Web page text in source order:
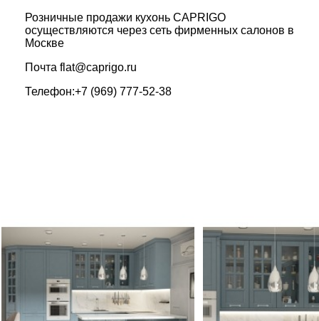
Розничные продажи кухонь CAPRIGO
осуществляются через сеть фирменных салонов в
Москве
Почта flat@caprigo.ru
Телефон:+7 (969) 777-52-38